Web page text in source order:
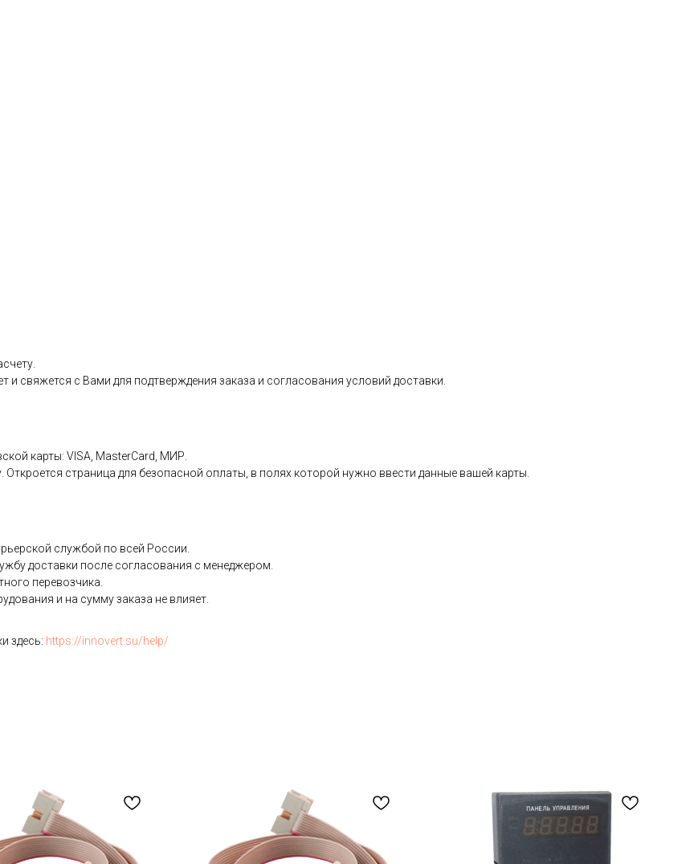
и свяжется с Вами для подтверждения заказа и согласования условий доставки.
карты: VISA, MasterCard, МИР.
страница для безопасной оплаты, в полях которой нужно ввести данные вашей карты.
службой по всей России.
доставки после согласования с менеджером.
перевозчика.
и на сумму заказа не влияет.
здесь: https://innovert.su/help/